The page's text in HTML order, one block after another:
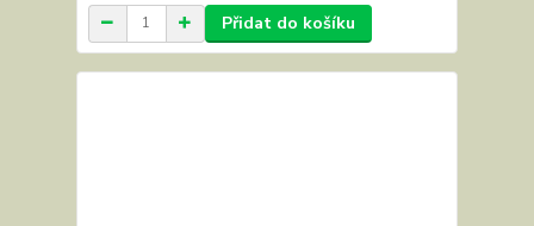
Přidat do košíku